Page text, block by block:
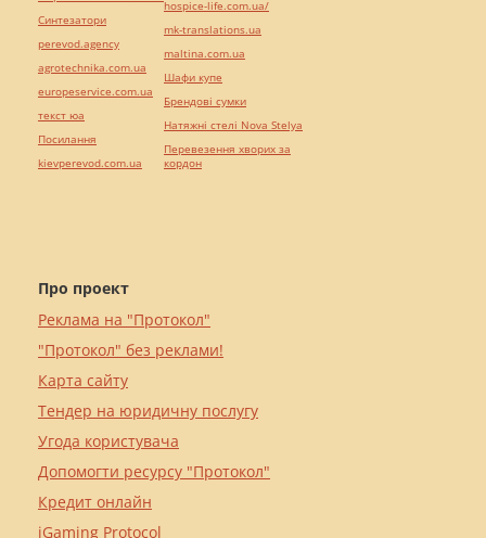
Про проект
Реклама на "Протокол"
"Протокол" без реклами!
Карта сайту
Тендер на юридичну послугу
Угода користувача
Допомогти ресурсу "Протокол"
Кредит онлайн
iGaming Protocol
Синтезатори
perevod.agency
agrotechnika.com.ua
europeservice.com.ua
текст юа
Посилання
kievperevod.com.ua
hospice-life.com.ua/
mk-translations.ua
maltina.com.ua
Шафи купе
Брендові сумки
Натяжні стелі Nova Stelya
Перевезення хворих за
кордон